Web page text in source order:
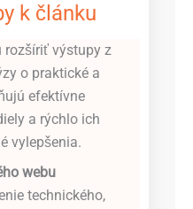
k článku
rozšíriť výstupy z
o praktické a
efektívne
a rýchlo ich
vylepšenia.
webu
technického,